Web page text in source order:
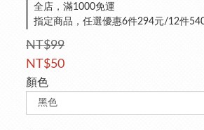
全店，滿1000免運
指定商品，任選優惠6件294元/12件
NT$99
NT$50
顏色